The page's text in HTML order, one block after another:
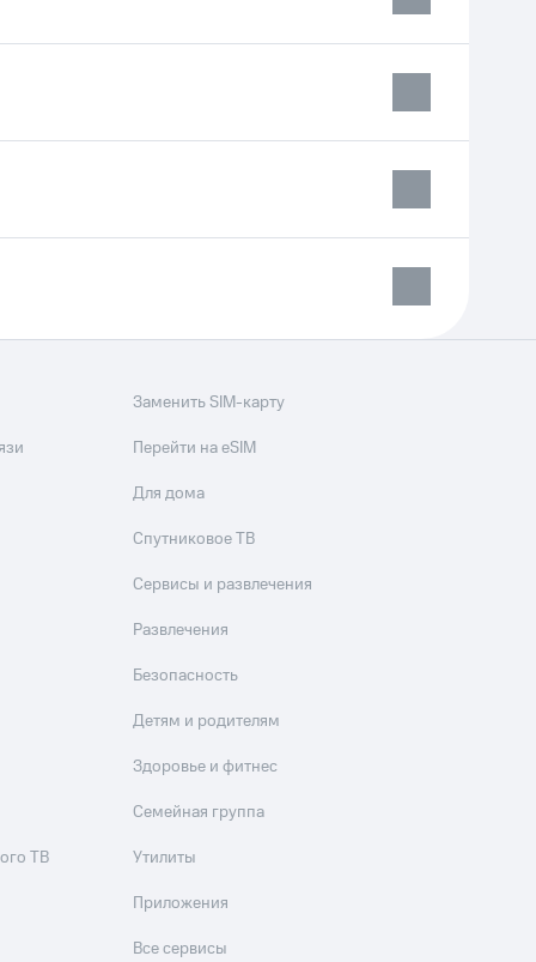
ТВ
Заменить SIM-карту
Перейти на eSIM
Для дома
Спутниковое ТВ
Сервисы и развлечения
Развлечения
Безопасность
Детям и родителям
Здоровье и фитнес
Семейная группа
Утилиты
Приложения
Все сервисы